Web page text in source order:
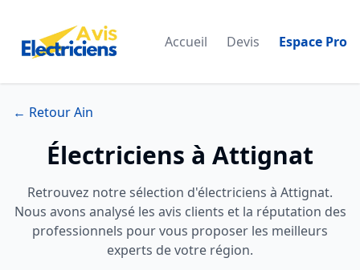
Accueil Devis Espace Pro
← Retour Ain
Électriciens à Attignat
Retrouvez notre sélection d'électriciens à Attignat.
Nous avons analysé les avis clients et la réputation des
professionnels pour vous proposer les meilleurs
experts de votre région.